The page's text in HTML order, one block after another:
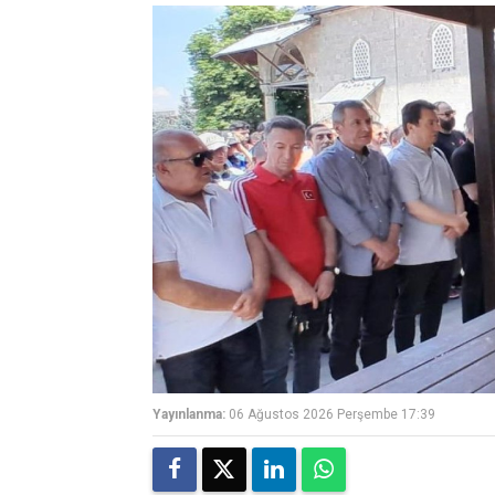
Yayınlanma: 06 Ağustos 2026 Perşembe 17:39